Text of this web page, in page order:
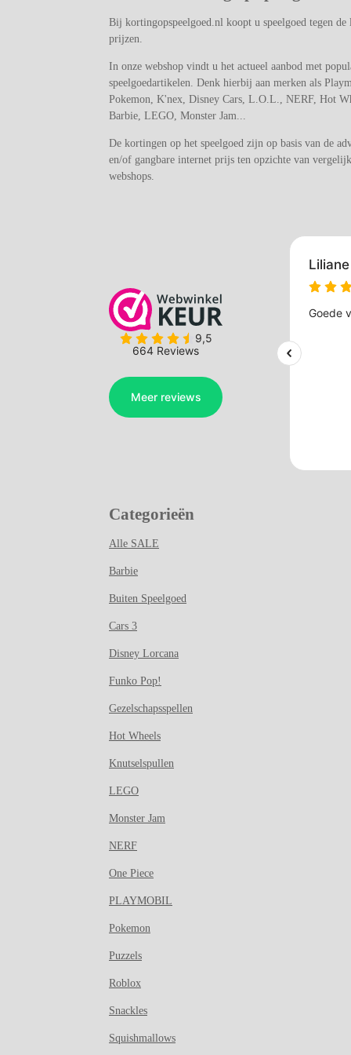
Bij kortingopspeelgoed.nl koopt u speelgoed tegen de
prijzen.
In onze webshop vindt u het actueel aanbod met
speelgoedartikelen. Denk hierbij aan merken als
Pokemon, K'nex, Disney Cars, L.O.L., NERF, Hot
Barbie, LEGO, Monster Jam...
De kortingen op het speelgoed zijn op basis van de
en/of gangbare internet prijs ten opzichte van
webshops.
Categorieën
Alle SALE
Barbie
Buiten Speelgoed
Cars 3
Disney Lorcana
Funko Pop!
Gezelschapsspellen
Hot Wheels
Knutselspullen
LEGO
Monster Jam
NERF
One Piece
PLAYMOBIL
Pokemon
Puzzels
Roblox
Snackles
Squishmallows